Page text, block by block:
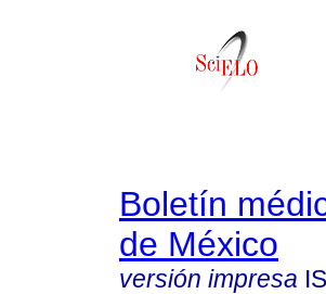
Boletín
de México
versión impresa